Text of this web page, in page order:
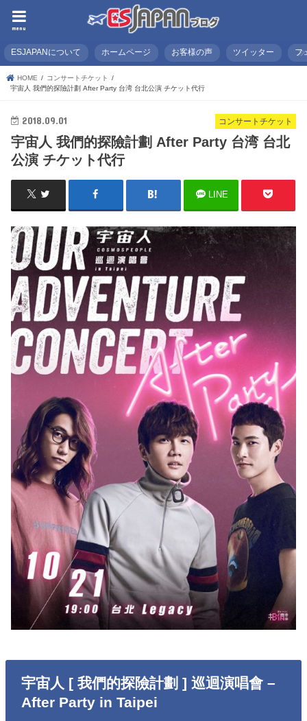
menu
ESJAPANについて ホームページ お客様の声 ツイッター フ
HOME
コンサートチケット
宇宙人 我們的探險計劃 After Party 台湾 台北公演 チケット代行
コンサートチケット
2018.09.01
宇宙人 我們的探險計劃 After Party 台湾 台北
公演 チケット代行
LINE
宇宙人 [ 我們的探險計劃 ] 巡迴演唱會 –
After Party in Taipei